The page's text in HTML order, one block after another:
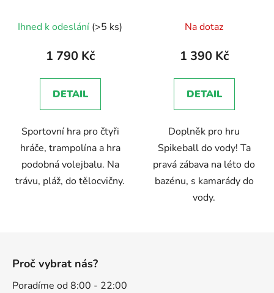
hodnocení
produktu
5,0
z
hvězdiček.
Ihned k odeslání (>5 ks)
1 790 Kč
DETAIL
Sportovní hra pro čtyři
hráče, trampolína a hra
podobná volejbalu. Na
trávu, pláž, do tělocvičny.
Na dotaz
1 390 Kč
DETAIL
Doplněk pro hru
Spikeball do vody! Ta
pravá zábava na léto do
bazénu, s kamarády do
vody.
Proč vybrat nás?
Poradíme od 8:00 - 22:00